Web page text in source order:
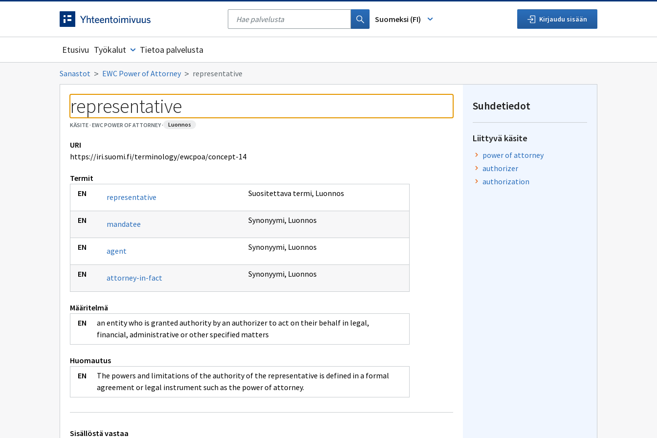
Siirrytty
Tyhjennä
haku
Suomeksi (FI) Kirjaudu sisään
Etusivu Työkalut Tietoa palvelusta
Sanastot EWC Power of Attorney representative
representative
KÄSITE· EWC POWER OF ATTORNEY· luonnos
URI
https://iri.suomi.fi/terminology/ewcpoa/concept-14
Termit
representative
Suositettava termi, Luonnos
mandatee Synonyymi, Luonnos
agent Synonyymi, Luonnos
attorney-in-fact Synonyymi, Luonnos
Määritelmä
an entity who is granted authority by an authorizer to act on their behalf in legal,
financial, administrative or other specified matters
Huomautus
The powers and limitations of the authority of the representative is defined in a formal
agreement or legal instrument such as the power of attorney.
Tekniset
Sisällöstä vastaa
Suhdetiedot
Liittyvä käsite
power of attorney
authorizer
authorization